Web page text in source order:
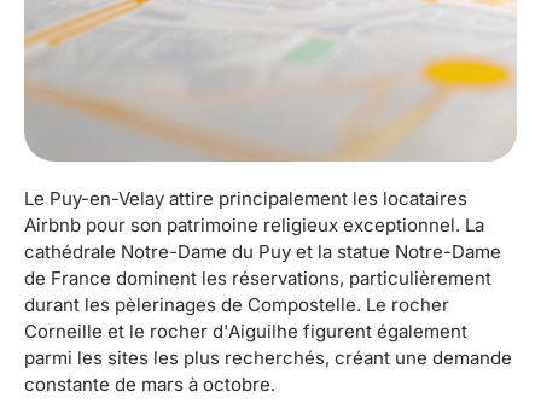
Le Puy-en-Velay attire principalement les locataires
Airbnb pour son patrimoine religieux exceptionnel. La
cathédrale Notre-Dame du Puy et la statue Notre-Dame
de France dominent les réservations, particulièrement
durant les pèlerinages de Compostelle. Le rocher
Corneille et le rocher d'Aiguilhe figurent également
parmi les sites les plus recherchés, créant une demande
constante de mars à octobre.